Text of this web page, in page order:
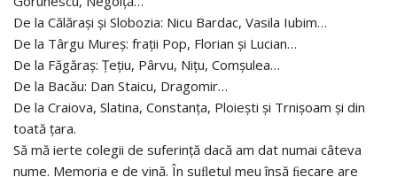
De la Călăraşi şi Slobozia: Nicu Bardac, Vasila Iubim…
De la Târgu Mureş: fraţii Pop, Florian şi Lucian…
De la Făgăraş: Ţeţiu, Pârvu, Niţu, Comşulea…
De la Bacău: Dan Staicu, Dragomir…
De la Craiova, Slatina, Constanţa, Ploieşti şi Trnişoam şi din
toată ţara.
Să mă ierte colegii de suferinţă dacă am dat numai câteva
nume. Memoria e de vină. În suﬂetul meu însă ﬁecare are